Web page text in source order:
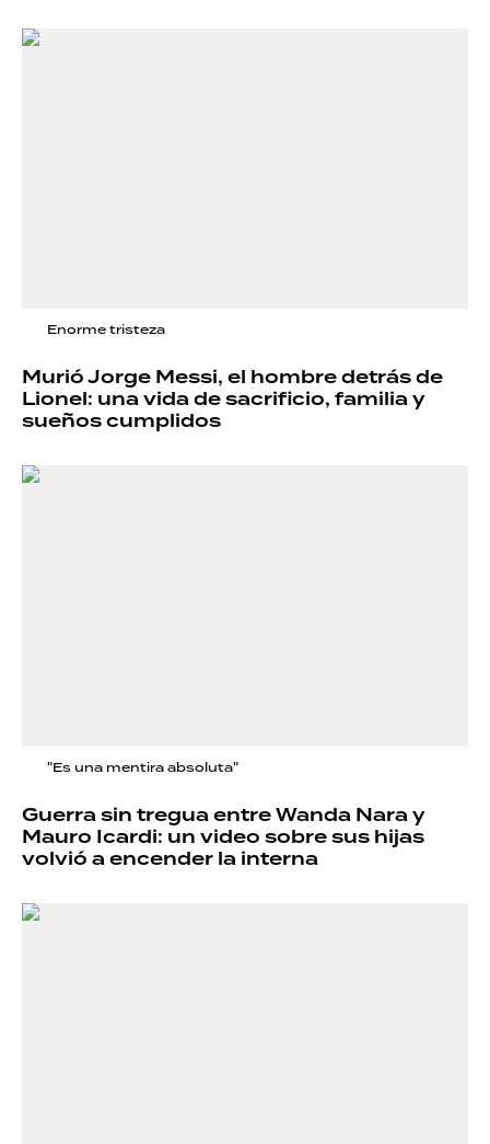
Enorme tristeza
Murió Jorge Messi, el hombre detrás de
Lionel: una vida de sacrificio, familia y
sueños cumplidos
"Es una mentira absoluta"
Guerra sin tregua entre Wanda Nara y
Mauro Icardi: un video sobre sus hijas
volvió a encender la interna